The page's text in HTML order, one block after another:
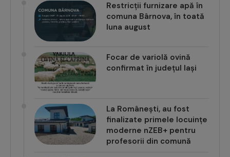
Restricții furnizare apă în
comuna Bârnova, în toată
luna august
Focar de variolă ovină
confirmat în județul Iași
La Românești, au fost
finalizate primele locuințe
moderne nZEB+ pentru
profesorii din comună